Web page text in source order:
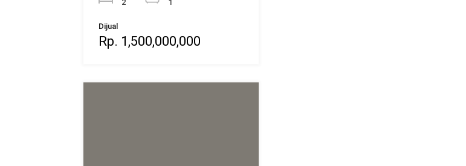
2 1
Dijual
Rp. 1,500,000,000